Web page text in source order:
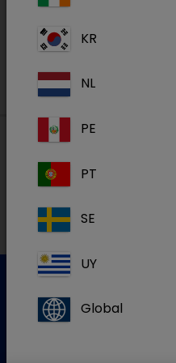
Nos adresses
Service clientèle
KR
NL
PE
PT
SE
UY
Global